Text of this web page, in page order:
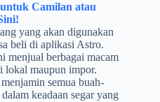
Camilan atau
yang akan digunakan
beli di aplikasi Astro.
menjual berbagai macam
lokal maupun impor.
semua buah-
keadaan segar yang